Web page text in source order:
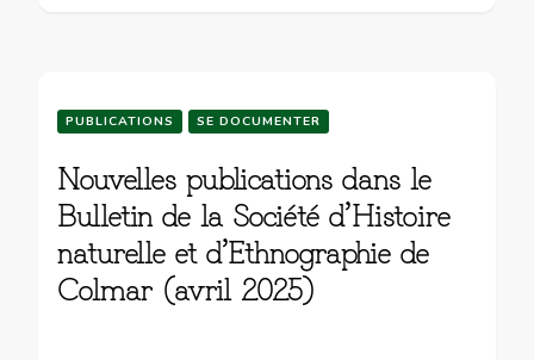
PUBLICATIONS SE DOCUMENTER
Nouvelles publications dans le
Bulletin de la Société d’Histoire
naturelle et d’Ethnographie de
Colmar (avril 2025)